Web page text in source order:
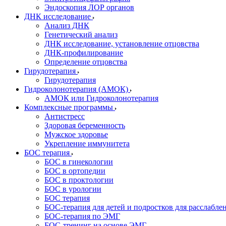
Эндоскопия ЛОР органов
ДНК исследование
Анализ ДНК
Генетический анализ
ДНК исследование, установление отцовства
ДНК-профилирование
Определение отцовства
Гирудотерапия
Гирудотерапия
Гидроколонотерапия (АМОК)
АМОК или Гидроколонотерапия
Комплексные программы
Антистресс
Здоровая беременность
Мужское здоровье
Укрепление иммунитета
БОС терапия
БОС в гинекологии
БОС в ортопедии
БОС в проктологии
БОС в урологии
БОС терапия
БОС-терапия для детей и подростков для
БОС-терапия по ЭМГ